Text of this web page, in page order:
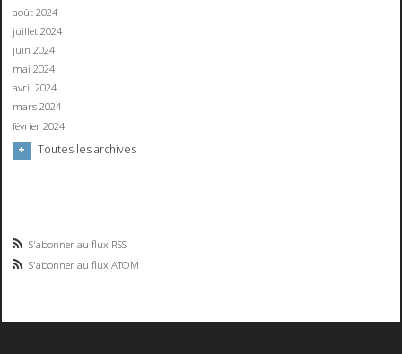
août 2024
juillet 2024
juin 2024
mai 2024
avril 2024
mars 2024
février 2024
Toutes les archives
S'abonner au flux RSS
S'abonner au flux ATOM